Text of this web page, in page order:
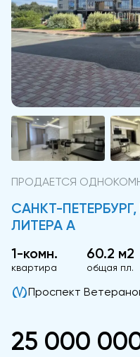
ПРОДАЕТСЯ
САНКТ-ПЕТЕРБУРГ,
ЛИТЕРА А
1-комн.
квартира
60.2 м2
общая пл.
Проспект
25 000